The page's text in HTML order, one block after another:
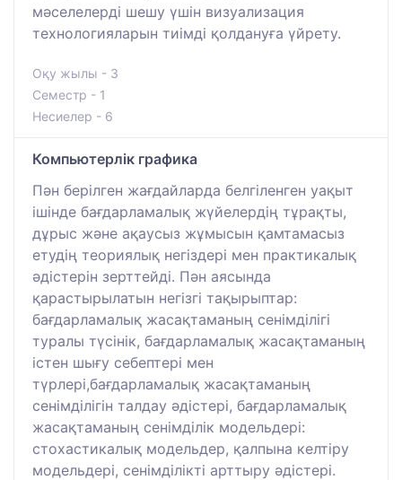
мәселелерді шешу үшін визуализация
технологияларын тиімді қолдануға үйрету.
Оқу жылы - 3
Семестр - 1
Несиелер - 6
Компьютерлік графика
Пән берілген жағдайларда белгіленген уақыт
ішінде бағдарламалық жүйелердің тұрақты,
дұрыс және ақаусыз жұмысын қамтамасыз
етудің теориялық негіздері мен практикалық
әдістерін зерттейді. Пән аясында
қарастырылатын негізгі тақырыптар:
бағдарламалық жасақтаманың сенімділігі
туралы түсінік, бағдарламалық жасақтаманың
істен шығу себептері мен
түрлері,бағдарламалық жасақтаманың
сенімділігін талдау әдістері, бағдарламалық
жасақтаманың сенімділік модельдері:
стохастикалық модельдер, қалпына келтіру
модельдері, сенімділікті арттыру әдістері.